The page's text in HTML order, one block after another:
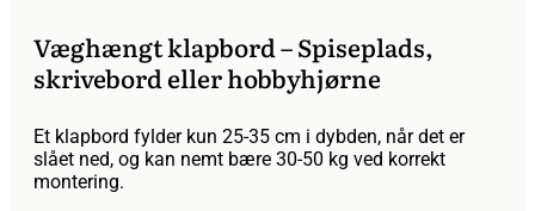
Væghængt klapbord – Spiseplads,
skrivebord eller hobbyhjørne
Et klapbord fylder kun 25-35 cm i dybden, når det er
slået ned, og kan nemt bære 30-50 kg ved korrekt
montering.